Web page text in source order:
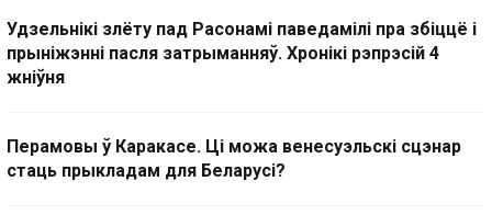
Удзельнікі злёту пад Расонамі паведамілі пра збіццё і
прыніжэнні пасля затрыманняў. Хронікі рэпрэсій 4
жніўня
Перамовы ў Каракасе. Ці можа венесуэльскі сцэнар
стаць прыкладам для Беларусі?